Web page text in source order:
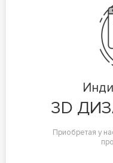
3D
Приобретая у